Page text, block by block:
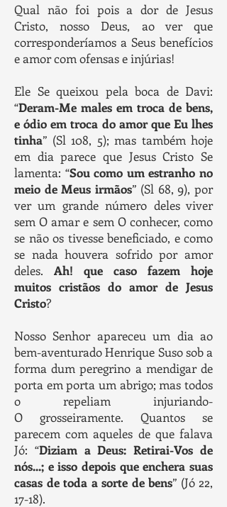
Qual não foi pois a dor de Jesus
Cristo, nosso Deus, ao ver que
corresponderíamos a Seus benefícios
e amor com ofensas e injúrias!
Ele Se queixou pela boca de Davi:
“Deram-Me males em troca de bens,
e ódio em troca do amor que Eu lhes
tinha” (Sl 108, 5); mas também hoje
em dia parece que Jesus Cristo Se
lamenta: “Sou como um estranho no
meio de Meus irmãos” (Sl 68, 9), por
ver um grande número deles viver
sem O amar e sem O conhecer, como
se não os tivesse beneficiado, e como
se nada houvera sofrido por amor
deles. Ah! que caso fazem hoje
muitos cristãos do amor de Jesus
Cristo?
Nosso Senhor apareceu um dia ao
bem-aventurado Henrique Suso sob a
forma dum peregrino a mendigar de
porta em porta um abrigo; mas todos
o repeliam injuriando-
O grosseiramente. Quantos se
parecem com aqueles de que falava
Jó: “Diziam a Deus: Retirai-Vos de
nós...; e isso depois que enchera suas
casas de toda a sorte de bens” (Jó 22,
17-18).